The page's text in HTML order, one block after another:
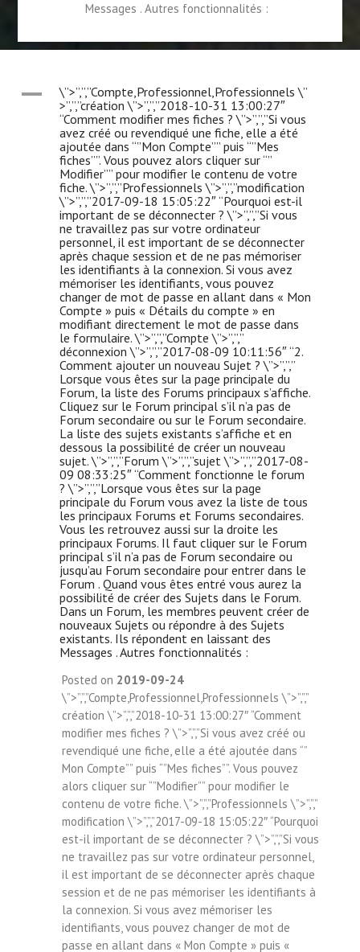
Messages . Autres fonctionnalités :
A
\”>”,”,”Compte,Professionnel,Professionnels \”
>”,”,”création \”>”,”,”2018-10-31 13:00:27″
“Comment modifier mes fiches ? \”>”,”,”Si vous
avez créé ou revendiqué une fiche, elle a été
ajoutée dans “”Mon Compte”” puis “”Mes
fiches””. Vous pouvez alors cliquer sur “”
Modifier”” pour modifier le contenu de votre
fiche. \”>”,”,”Professionnels \”>”,”,”modification
\”>”,”,”2017-09-18 15:05:22″ “Pourquoi est-il
important de se déconnecter ? \”>”,”,”Si vous
ne travaillez pas sur votre ordinateur
personnel, il est important de se déconnecter
après chaque session et de ne pas mémoriser
les identifiants à la connexion. Si vous avez
mémoriser les identifiants, vous pouvez
changer de mot de passe en allant dans « Mon
Compte » puis « Détails du compte » en
modifiant directement le mot de passe dans
le formulaire. \”>”,”,”Compte \”>”,”,”
déconnexion \”>”,”,”2017-08-09 10:11:56″ “2.
Comment ajouter un nouveau Sujet ? \”>”,”,”
Lorsque vous êtes sur la page principale du
Forum, la liste des Forums principaux s’affiche.
Cliquez sur le Forum principal s’il n’a pas de
Forum secondaire ou sur le Forum secondaire.
La liste des sujets existants s’affiche et en
dessous la possibilité de créer un nouveau
sujet. \”>”,”,”Forum \”>”,”,”sujet \”>”,”,”2017-08-
09 08:33:25″ “Comment fonctionne le forum
? \”>”,”,”Lorsque vous êtes sur la page
principale du Forum vous avez la liste de tous
les principaux Forums et Forums secondaires.
Vous les retrouvez aussi sur la droite les
principaux Forums. Il faut cliquer sur le Forum
principal s’il n’a pas de Forum secondaire ou
jusqu’au Forum secondaire pour entrer dans le
Forum . Quand vous êtes entré vous aurez la
possibilité de créer des Sujets dans le Forum.
Dans un Forum, les membres peuvent créer de
nouveaux Sujets ou répondre à des Sujets
existants. Ils répondent en laissant des
Messages . Autres fonctionnalités :
Posted on 2019-09-24
\”>”,”,”Compte,Professionnel,Professionnels \”>”,”,”
création \”>”,”,”2018-10-31 13:00:27″ “Comment
modifier mes fiches ? \”>”,”,”Si vous avez créé ou
revendiqué une fiche, elle a été ajoutée dans “”
Mon Compte”” puis “”Mes fiches””. Vous pouvez
alors cliquer sur “”Modifier”” pour modifier le
contenu de votre fiche. \”>”,”,”Professionnels \”>”,”,”
modification \”>”,”,”2017-09-18 15:05:22″ “Pourquoi
est-il important de se déconnecter ? \”>”,”,”Si vous
ne travaillez pas sur votre ordinateur personnel,
il est important de se déconnecter après chaque
session et de ne pas mémoriser les identifiants à
la connexion. Si vous avez mémoriser les
identifiants, vous pouvez changer de mot de
passe en allant dans « Mon Compte » puis «